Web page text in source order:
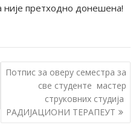
није претходно донешена!
Потпис за оверу семестра за
све студенте мастер
струковних студија
РАДИЈАЦИОНИ ТЕРАПЕУТ